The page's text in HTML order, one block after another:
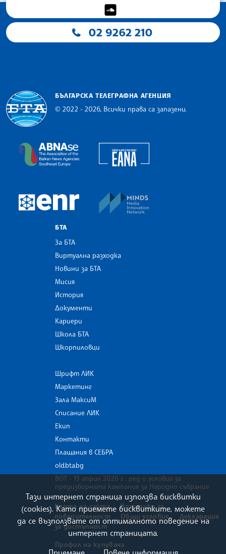
02 9262 210
БЪЛГАРСКА ТЕЛЕГРАФНА АГЕНЦИЯ
© 2022 - 2026, Всички права са запазени.
The Assocoation of the Balkan News Agencies
European Newsroom
БТА
За БТА
Виртуална разходка
Новини за БТА
Мисия
История
Документи
Кариери
Школа БТА
Шкорпиловци
Шрифт ЛИК
Маркетинг
Зала МаксиМ
Списание ЛИК
Екип
Контакти
Плащания в СЕБРА
old.bta.bg
ВОТ - 19 април 2026 г . ред и условия за
предизборната кампания за Народно събрание
Карта на сайта
Политика за
поверителност
Общи условия
Декларация
за достъпност
Профил на купувача
Тази интернет страница използва бисквитки
(cookies). Като приемете бисквитките, можете
да се възползвате от оптималното поведение на
интернет страницата.